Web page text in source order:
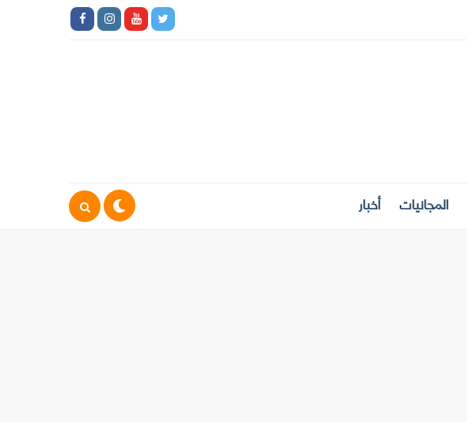
المجانيات أخبار